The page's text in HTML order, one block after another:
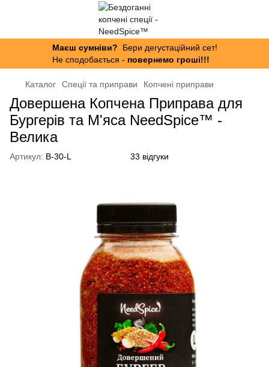
Маєш сумніви? Бери дегустаційний сет!
Не сподобається - повернемо гроші!!!
Каталог Спеції та приправи Копчені приправи
Довершена Копчена Приправа для
Бургерів та М'яса NeedSpice™ -
Велика
Артикул: B-30-L 33 відгуки